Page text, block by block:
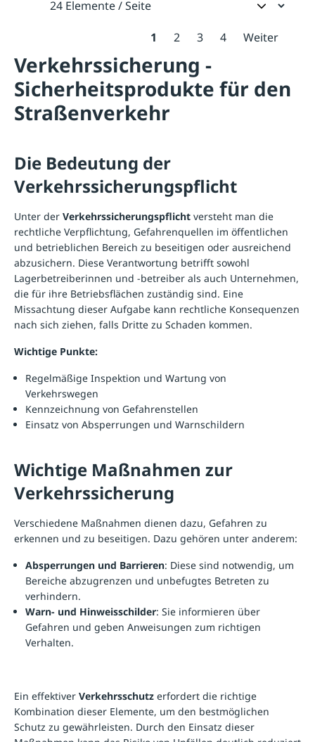
1 2 3 4 Weiter
Verkehrssicherung -
Sicherheitsprodukte für den
Straßenverkehr
Die Bedeutung der
Verkehrssicherungspflicht
Unter der Verkehrssicherungspflicht versteht man die
rechtliche Verpflichtung, Gefahrenquellen im öffentlichen
und betrieblichen Bereich zu beseitigen oder ausreichend
abzusichern. Diese Verantwortung betrifft sowohl
Lagerbetreiberinnen und -betreiber als auch Unternehmen,
die für ihre Betriebsflächen zuständig sind. Eine
Missachtung dieser Aufgabe kann rechtliche Konsequenzen
nach sich ziehen, falls Dritte zu Schaden kommen.
Wichtige Punkte:
Regelmäßige Inspektion und Wartung von
Verkehrswegen
Kennzeichnung von Gefahrenstellen
Einsatz von Absperrungen und Warnschildern
Wichtige Maßnahmen zur
Verkehrssicherung
Verschiedene Maßnahmen dienen dazu, Gefahren zu
erkennen und zu beseitigen. Dazu gehören unter anderem:
Absperrungen und Barrieren: Diese sind notwendig, um
Bereiche abzugrenzen und unbefugtes Betreten zu
verhindern.
Warn- und Hinweisschilder: Sie informieren über
Gefahren und geben Anweisungen zum richtigen
Verhalten.
Ein effektiver Verkehrsschutz erfordert die richtige
Kombination dieser Elemente, um den bestmöglichen
Schutz zu gewährleisten. Durch den Einsatz dieser